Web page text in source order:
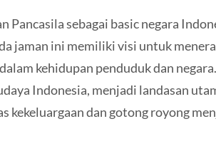
Pancasila sebagai basic negara
jaman ini memiliki visi untuk
kehidupan penduduk dan
Indonesia, menjadi landasan
kekeluargaan dan gotong royong